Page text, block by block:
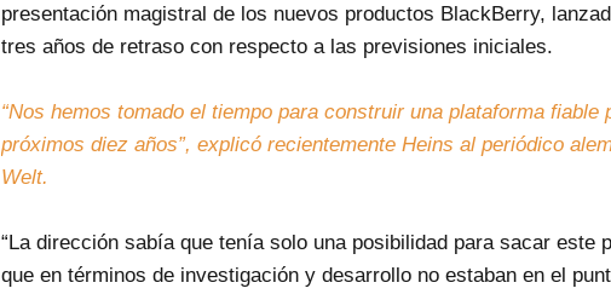
presentación magistral de los nuevos productos BlackBerry,
tres años de retraso con respecto a las previsiones iniciales.
“Nos hemos tomado el tiempo para construir una plataforma fiable
próximos diez años”, explicó recientemente Heins al periódico
Welt.
“La dirección sabía que tenía solo una posibilidad para sacar este
que en términos de investigación y desarrollo no estaban en el